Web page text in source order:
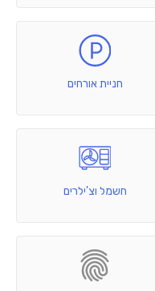
חניית אורחים
חשמל וצ'ילרים